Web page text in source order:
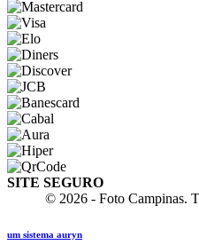
SITE SEGURO
© 2026 - Foto Campinas.
um sistema auryn